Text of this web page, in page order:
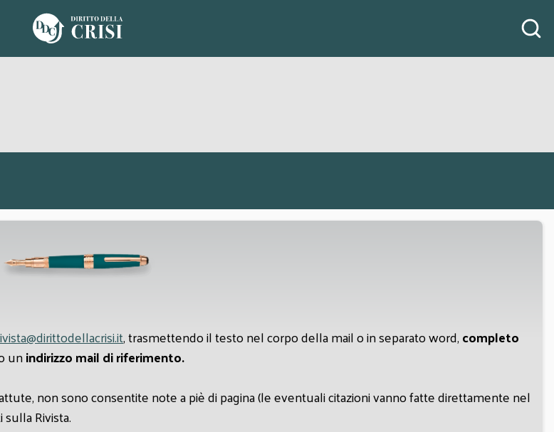
, trasmettendo il testo nel corpo della mail o in separato word,completo
unindirizzo mail di riferimento.
non sono consentite note a piè di pagina (le eventuali citazioni vanno fatte direttamente nel
Rivista.